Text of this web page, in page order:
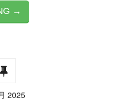
→
2025